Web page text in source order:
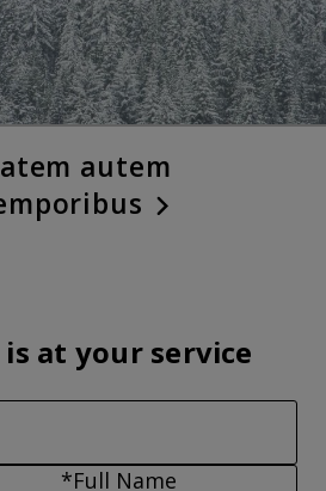
autem
at your service
*Full Name